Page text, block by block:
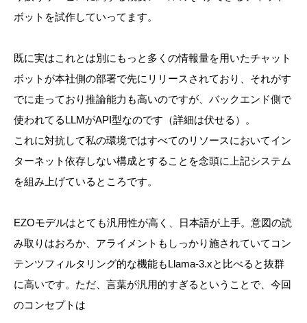
ボットを試作していってます。
既に実はこれとは別にもっと多くの情報量を用いたチャット
ボットが本社側の部署で先にリリースされており、それがす
でに走っており推論能力も高いのですが、バックエンド側で
使われてるLLMがAPI型なのです（詳細は伏せる）。
これに対抗して私の環境ではすべてのリソースにおいてイン
ターネット依存しない構成とすることを念頭に上記システム
を組み上げているところです。
EZOモデルはとても汎用性が高く、日本語が上手。意図の読
み取りはおろか、アライメントもしっかり施されていてコン
テンツフィルタリング的な機能もLlama-3.xと比べると抜群
に高いです。ただ、言葉が汎用的すぎるということで、今回
のコンセプトは